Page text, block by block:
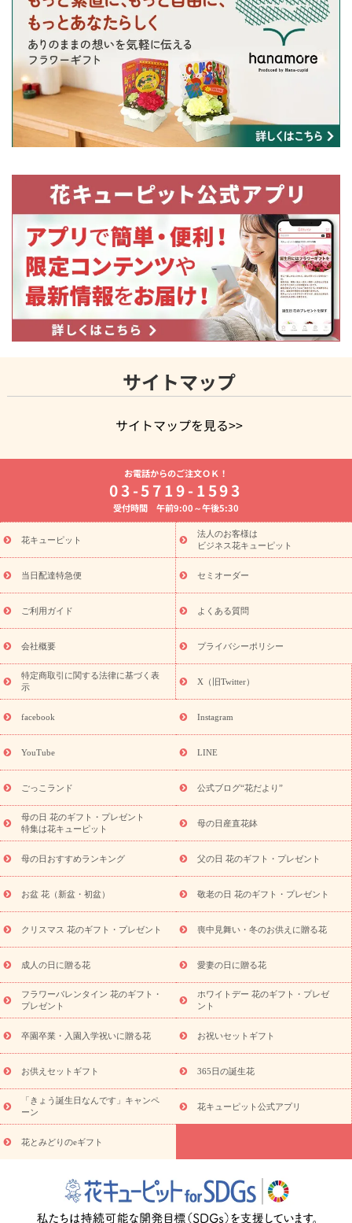
サイトマップ
サイトマップを見る>>
よく贈られる花
お祝いの花特集
誕生日フラワーギフト特集
8月の誕生花(トルコキキョウ)
開店・開業祝い
お供え・お悔やみ お供え・お悔やみの花
通夜・葬儀に贈る花 胡蝶蘭・花鉢
ーブドフラワー
季節のイベント
ひまわり ギフト・プレゼント
特集
お盆 花（新盆・初盆） 季節のイベント
お盆 花（新
盆・初盆）
お盆 花（新盆・初盆）
お盆・お供え 花とセットギ
フト
お盆・お供え プリザーブドフラワー
ひまわり ギフト・プ
レゼント特集
夏の花贈り・お中元・暑中見舞い 花のギフト特集
敬老の日におくる花ギフト・プレゼント特集
花ギフト・プレゼント特集
敬老の日 花のおすすめランキング
敬
老の日 花鉢植えのギフト・プレゼント特集
敬老の日 花とセットギ
フト・プレゼント特集
敬老の日の花 全てのギフト一覧
キャン
ペーン
映画『ウォーターガーディアンズ』コラボキャンペーン
「きょう誕生日なんです」キャンペーン
誕生日の花を探す
誕生日フラワーギフト 誕生日フラワーギフト特集
(トルコキキョウ)
9月の誕生花(リンドウ)
ら探す
お祝いの花特集 当日配達特急便 お祝い商品一覧
念日
結婚祝い 出産祝い 退院祝い・快気祝い
寿祝い
プチギフト ペットのお祝いフラワー
供え・お悔やみ商品一覧
お供え・お悔やみの花
四十九日法要以
お供え プリザーブドフラワー
ペットのお供えフラワー
お盆（新
盆・初盆）
その他 お祝い返し お見舞い
お取り寄せギフト
ビジネス用
ご自宅用 観葉植物 ミディ胡蝶蘭
プリザーブ
ドフラワー
スタイルから探す アレンジメント 花束
スタ
ンド花
お祝い お供え・お悔やみ 胡蝶蘭 胡蝶蘭・花鉢
ディ胡蝶蘭・お祝い
ミディ胡蝶蘭・お供え
世界初の青色胡蝶蘭
観葉植物
観葉植物 産直多肉植物
プリザーブドフラワー
お祝い
お供え・お悔やみ 花とセットギフト
セミオーダー
プチギフト（hanamore -ハナモア-）
花とみどりのeギフト
キューピットのeGfit
カラー ピンク イエローオレンジ
レッ
ド
お花の種類 トルコキキョウ
お祝い お祝い・3000円～ お祝い・4000円～
お祝い・
5000円～
お祝い・7000円～ お祝い・ 10000円～
お供え・お
悔やみ
円～
お供え・お悔やみ・
いのマナー
定年退職祝いのマナー
お祝いを贈るときのマナー・
花キューピットのお祝いコラム一覧
誕生日のお花を「色
お電話からのご注文ＯＫ！
03-5719-1593
受付時間 午前9:00～午後5:30
花キューピット
法人のお客様は
ビジネス花キューピット
当日配達特急便 セミオーダー
ご利用ガイド よくある質問
会社概要 プライバシーポリシー
特定商取引に関する法律に基づく表
示
X（旧Twitter）
facebook Instagram
YouTube LINE
ごっこランド 公式ブログ“花だより”
母の日 花のギフト・プレゼント
特集は花キューピット
母の日産直花鉢
母の日おすすめランキング 父の日 花のギフト・プレゼント
お盆 花（新盆・初盆） 敬老の日 花のギフト・プレゼント
クリスマス 花のギフト・プレゼント 喪中見舞い・冬のお供えに贈る花
成人の日に贈る花 愛妻の日に贈る花
フラワーバレンタイン 花のギフト・
プレゼント
ホワイトデー 花のギフト・プレゼ
ント
卒園卒業・入園入学祝いに贈る花 お祝いセットギフト
お供えセットギフト 365日の誕生花
「きょう誕生日なんです」キャンペ
ーン
花キューピット公式アプリ
花とみどりのeギフト